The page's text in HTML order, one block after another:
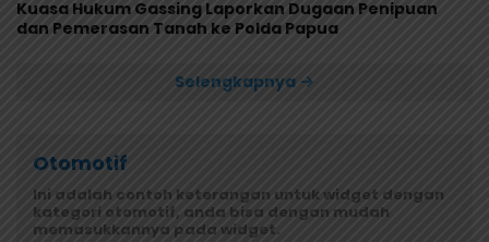
Kuasa Hukum Gassing Laporkan Dugaan Penipuan
dan Pemerasan Tanah ke Polda Papua
Selengkapnya
Otomotif
Ini adalah contoh keterangan untuk widget dengan
kategori otomotif, anda bisa dengan mudah
memasukkannya pada widget.